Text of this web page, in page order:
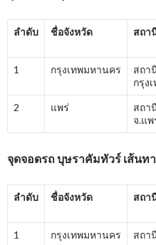
ลำดับ ชื่อจังหวัด สถา
1 กรุงเทพมหานคร
สถา
กรุง
2 แพร่
สถา
จ.แพ
จุดจอดรถ บุษราคัมทัวร์ เส้นท
ลำดับ ชื่อจังหวัด สถา
1 กรุงเทพมหานคร
สถา